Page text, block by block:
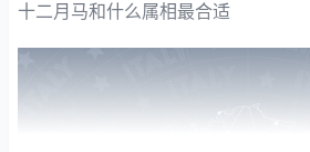
十二月马和什么属相最合适